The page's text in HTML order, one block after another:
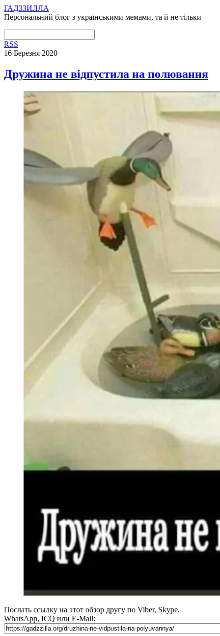
ГАДЗЗИЛЛА
Персональний блог з українськими мемами, та й не тільки
RSS
16 Березня 2020
Дружина не відпустила на полювання
Послать ссылку на этот обзор другу по Viber, Skype,
WhatsApp, ICQ или E-Mail: